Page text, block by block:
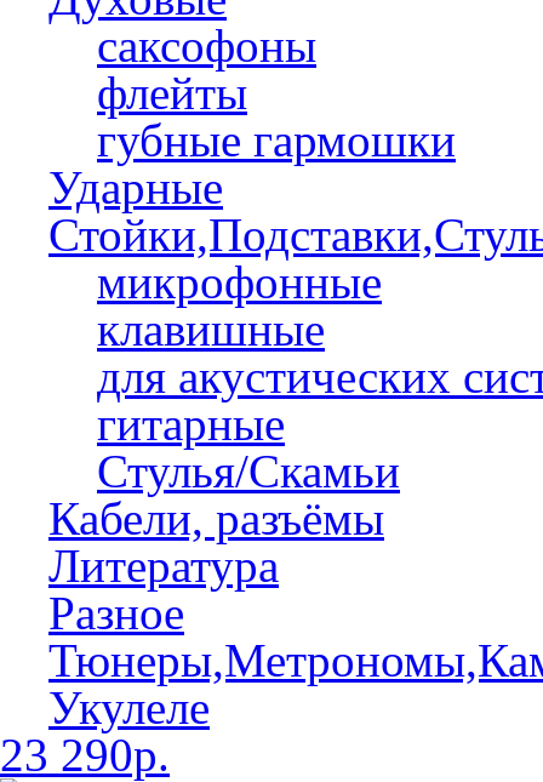
саксофоны
флейты
губные гармошки
Ударные
микрофонные
клавишные
для акустических
гитарные
Стулья/Скамьи
Кабели, разъёмы
Литература
Разное
Укулеле
23 290р.